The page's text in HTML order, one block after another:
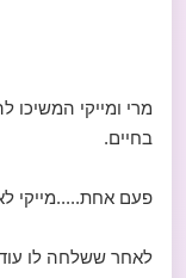
מרי ומייקי
בחיים.
פעם אחת.....מייקי